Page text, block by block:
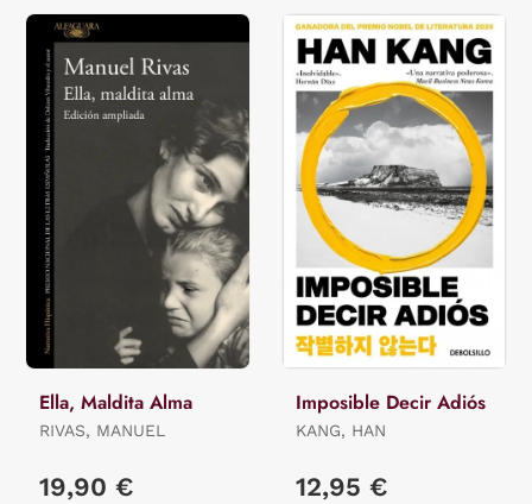
Ella, Maldita Alma
RIVAS, MANUEL
19,90 €
Imposible Decir Adiós
KANG, HAN
12,95 €